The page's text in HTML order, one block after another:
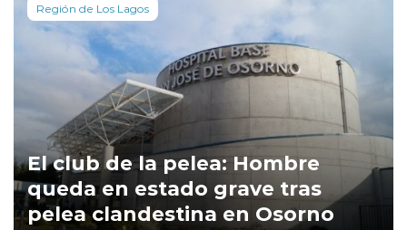
Región de Los Lagos
El club de la pelea: Hombre
queda en estado grave tras
pelea clandestina en Osorno